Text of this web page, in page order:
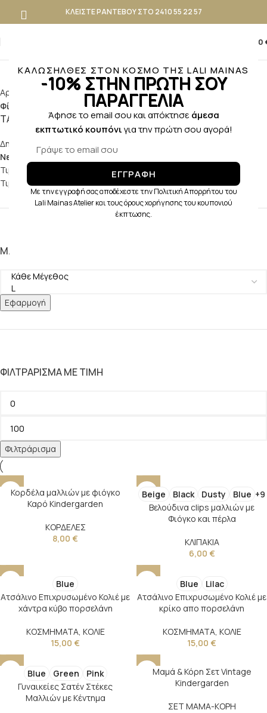
ΚΑΛΩΣΗΛΘΕΣ ΣΤΟΝ ΚΟΣΜΟ ΤΗΣ LALI MAINAS
-10% ΣΤΗΝ ΠΡΩΤΗ ΣΟΥ
ΠΑΡΑΓΓΕΛΙΑ
Άφησε το email σου και απόκτησε άμεσα
εκπτωτικό κουπόνιγια την πρώτη σου αγορά!
ΕΓΓΡΑΦΗ
Με την εγγραφή σας αποδέχεστε την Πολιτική Απορρήτου του
Lali Mainas Atelier και τους όρους χορήγησης του κουπονιού
έκπτωσης.
ΚΛΕΙΣΤΕ ΡΑΝΤΕΒΟΥ ΣΤΟ 2410 55 22 57
0,00
Blue
Αρχική σελίδα Προϊόν Χρώμα Blue
Φίλτρα
ΤΑΞΙΝΟΜΗΣΗ ΚΑΤΑ
Δημοφιλή
Νεότερα
Τιμή: χαμηλή προς υψηλή
Τιμή: υψηλή προς χαμηλή
ΜΈΓΕΘΟΣ
Εφαρμογή
ΦΙΛΤΡΆΡΙΣΜΑ ΜΕ ΤΙΜΉ
Φιλτράρισμα
Κορδέλα μαλλιών με φιόγκο
Καρό Kindergarden
ΚΟΡΔΕΛΕΣ
8,00 €
Beige Black Dusty Blue +9
Βελούδινα clips μαλλιών με
Φιόγκο και πέρλα
ΚΛΙΠΑΚΙΑ
6,00 €
Blue
Ατσάλινο Επιχρυσωμένο Κολιέ με
χάντρα κύβο πορσελάνη
ΚΟΣΜΗΜΑΤΑ, ΚΟΛΙΕ
15,00 €
Blue
Lilac
Ατσάλινο Επιχρυσωμένο Κολιέ με
κρίκο απο πορσελάνη
ΚΟΣΜΗΜΑΤΑ, ΚΟΛΙΕ
15,00 €
Blue Green
Pink
Γυναικείες Σατέν Στέκες
Μαλλιών με Κέντημα
Μαμά & Κόρη Σετ Vintage
Kindergarden
ΣΕΤ ΜΑΜΑ-ΚΟΡΗ